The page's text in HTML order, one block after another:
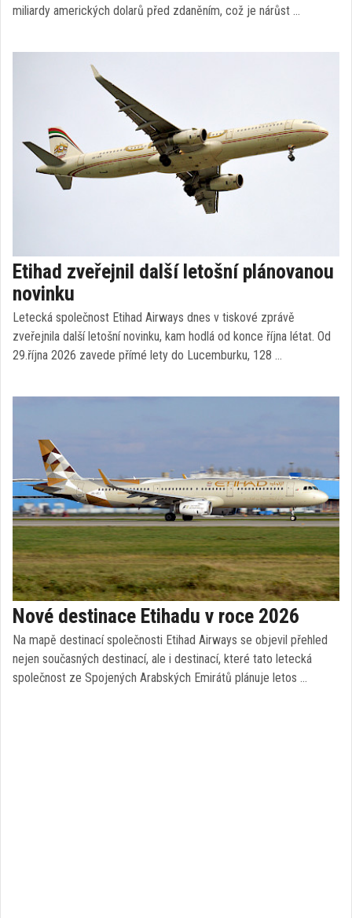
miliardy amerických dolarů před zdaněním, což je nárůst …
Etihad zveřejnil další letošní plánovanou
novinku
Letecká společnost Etihad Airways dnes v tiskové zprávě
zveřejnila další letošní novinku, kam hodlá od konce října létat. Od
29.října 2026 zavede přímé lety do Lucemburku, 128 …
Nové destinace Etihadu v roce 2026
Na mapě destinací společnosti Etihad Airways se objevil přehled
nejen současných destinací, ale i destinací, které tato letecká
společnost ze Spojených Arabských Emirátů plánuje letos …